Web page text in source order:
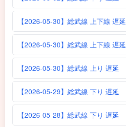
【2026-05-30】総武線 上下線 遅延
【2026-05-30】総武線 上下線 遅延
【2026-05-30】総武線 上り 遅延
【2026-05-29】総武線 下り 遅延
【2026-05-28】総武線 下り 遅延